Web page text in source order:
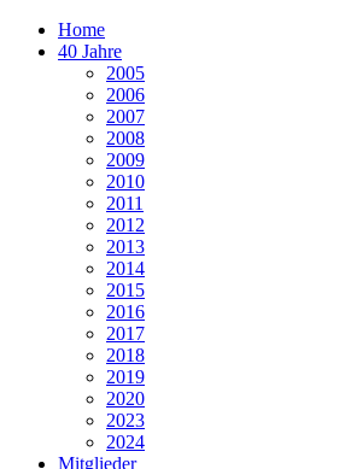
Home
40 Jahre
2005
2006
2007
2008
2009
2010
2011
2012
2013
2014
2015
2016
2017
2018
2019
2020
2023
2024
Mitglieder